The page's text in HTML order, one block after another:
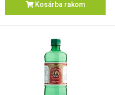
Kosárba rakom